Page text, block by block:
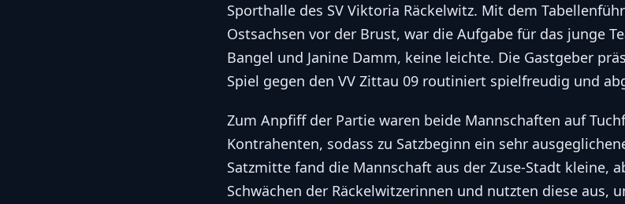
Sporthalle des SV Viktoria Räckelwitz. Mit dem
Ostsachsen vor der Brust, war die Aufgabe für das junge
Bangel und Janine Damm, keine leichte. Die Gastgeber
Spiel gegen den VV Zittau 09 routiniert spielfreudig und
Zum Anpfiff der Partie waren beide Mannschaften auf
Kontrahenten, sodass zu Satzbeginn ein sehr
Satzmitte fand die Mannschaft aus der Zuse-Stadt kleine,
Schwächen der Räckelwitzerinnen und nutzten diese aus,